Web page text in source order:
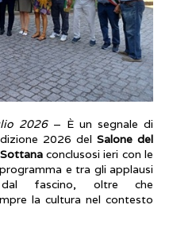
2026– È un segnale di
2026 del Salone del
conclusosi ieri con le
e tra gli applausi
fascino, oltre che
la cultura nel contesto